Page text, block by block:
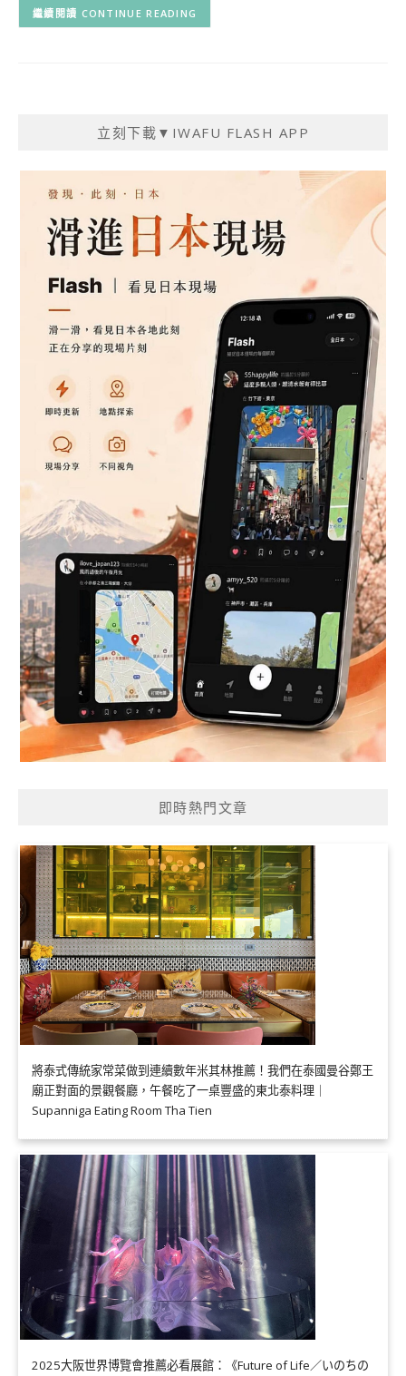
CONTINUE READING
立刻下載▼IWAFU FLASH APP
即時熱門文章
將泰式傳統家常菜做到連續數年米其林推薦！我們在泰國曼谷鄭王
廟正對面的景觀餐廳，午餐吃了一桌豐盛的東北泰料理｜
Supanniga Eating Room Tha Tien
2025大阪世界博覽會推薦必看展館：《Future of Life／いのちの